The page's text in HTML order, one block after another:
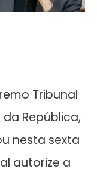
Tribunal
República,
nesta sexta
autorize a